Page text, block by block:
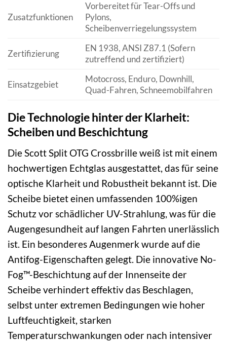
Zusatzfunktionen
Vorbereitet für Tear-Offs und
Pylons,
Scheibenverriegelungssystem
Zertifizierung
EN 1938, ANSI Z87.1 (Sofern
zutreffend und zertifiziert)
Einsatzgebiet
Motocross, Enduro, Downhill,
Quad-Fahren, Schneemobilfahren
Die Technologie hinter der Klarheit:
Scheiben und Beschichtung
Die Scott Split OTG Crossbrille weiß ist mit einem
hochwertigen Echtglas ausgestattet, das für seine
optische Klarheit und Robustheit bekannt ist. Die
Scheibe bietet einen umfassenden 100%igen
Schutz vor schädlicher UV-Strahlung, was für die
Augengesundheit auf langen Fahrten unerlässlich
ist. Ein besonderes Augenmerk wurde auf die
Antifog-Eigenschaften gelegt. Die innovative No-
Fog™-Beschichtung auf der Innenseite der
Scheibe verhindert effektiv das Beschlagen,
selbst unter extremen Bedingungen wie hoher
Luftfeuchtigkeit, starken
Temperaturschwankungen oder nach intensiver